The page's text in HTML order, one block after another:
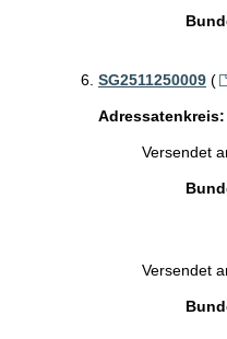
SG2511250009 (
Adressatenkreis:
Versendet
Versendet